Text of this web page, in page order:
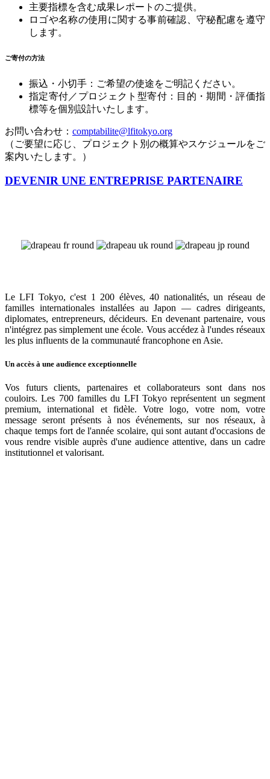
主要指標を含む成果レポートのご提供。
ロゴや名称の使用に関する事前確認、守秘配慮を遵守
します。
ご寄付の方法
振込・小切手：ご希望の使途をご明記ください。
指定寄付／プロジェクト型寄付：目的・期間・評価指
標等を個別設計いたします。
お問い合わせ： comptabilite@lfitokyo.org
（ご要望に応じ、プロジェクト別の概算やスケジュールをご
案内いたします。）
DEVENIR UNE ENTREPRISE PARTENAIRE
Le LFI Tokyo, c'est 1 200 élèves, 40 nationalités, un réseau de
familles internationales installées au Japon — cadres dirigeants,
diplomates, entrepreneurs, décideurs. En devenant partenaire, vous
n'intégrez pas simplement une école. Vous accédez à l'undes réseaux
les plus influents de la communauté francophone en Asie.
Un accès à une audience exceptionnelle
Vos futurs clients, partenaires et collaborateurs sont dans nos
couloirs. Les 700 familles du LFI Tokyo représentent un segment
premium, international et fidèle. Votre logo, votre nom, votre
message seront présents à nos événements, sur nos réseaux, à
chaque temps fort de l'année scolaire, qui sont autant d'occasions de
vous rendre visible auprès d'une audience attentive, dans un cadre
institutionnel et valorisant.